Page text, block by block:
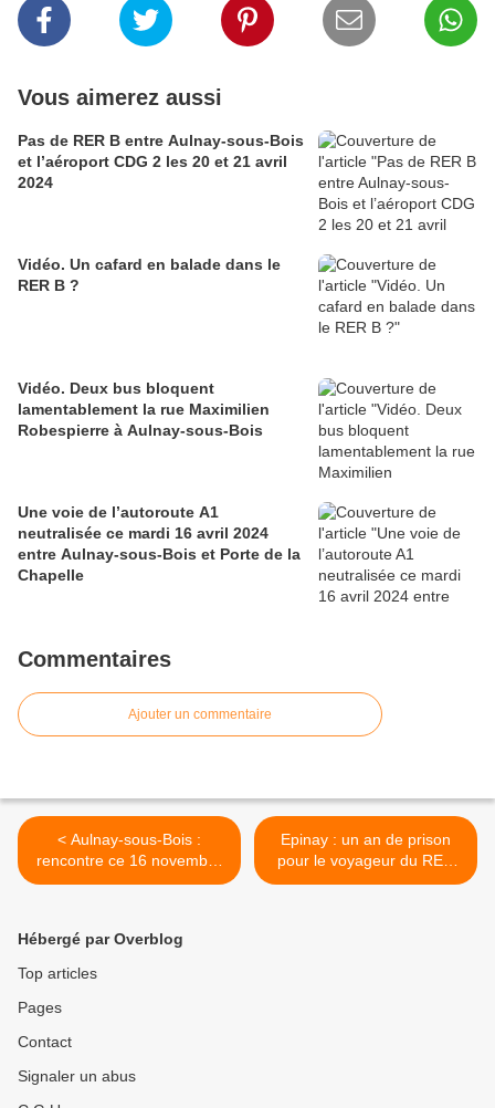
Vous aimerez aussi
Pas de RER B entre Aulnay-sous-Bois
et l’aéroport CDG 2 les 20 et 21 avril
2024
Vidéo. Un cafard en balade dans le
RER B ?
Vidéo. Deux bus bloquent
lamentablement la rue Maximilien
Robespierre à Aulnay-sous-Bois
Une voie de l’autoroute A1
neutralisée ce mardi 16 avril 2024
entre Aulnay-sous-Bois et Porte de la
Chapelle
Commentaires
Ajouter un commentaire
< Aulnay-sous-Bois :
rencontre ce 16 novembre
2013 avec Maurice
Epinay : un an de prison
pour le voyageur du RER
ultraviolent >
Hébergé par Overblog
Top articles
Pages
Contact
Signaler un abus